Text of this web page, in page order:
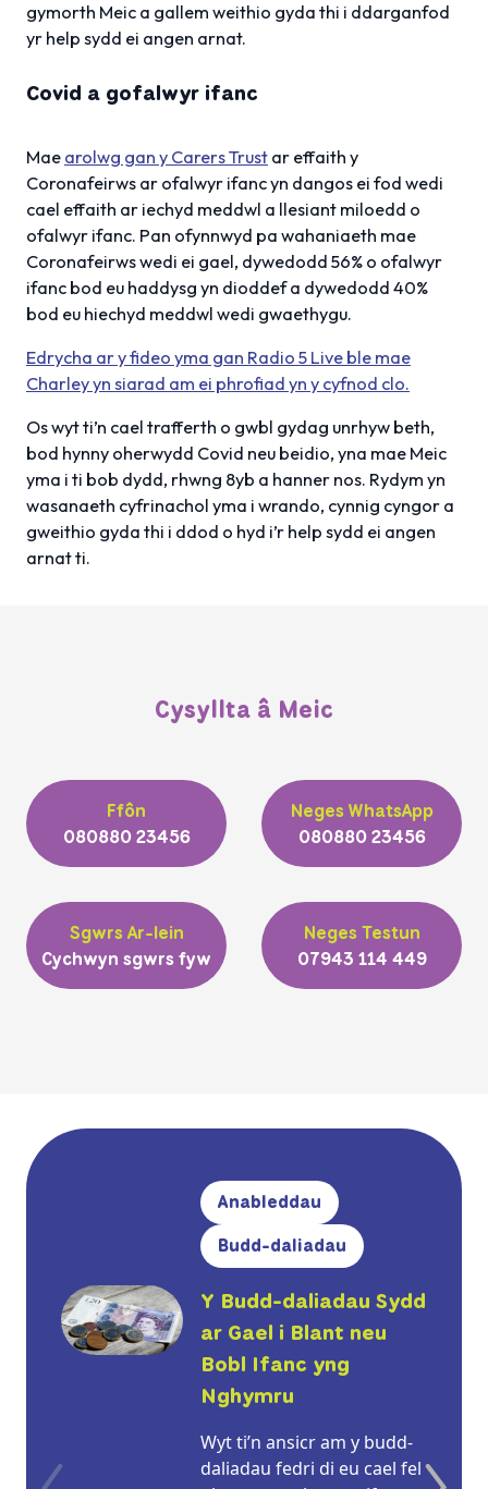
gymorth Meic a gallem weithio gyda thi i ddarganfod
yr help sydd ei angen arnat.
Covid a gofalwyr ifanc
Mae arolwg gan y Carers Trust ar effaith y
Coronafeirws ar ofalwyr ifanc yn dangos ei fod wedi
cael effaith ar iechyd meddwl a llesiant miloedd o
ofalwyr ifanc. Pan ofynnwyd pa wahaniaeth mae
Coronafeirws wedi ei gael, dywedodd 56% o ofalwyr
ifanc bod eu haddysg yn dioddef a dywedodd 40%
bod eu hiechyd meddwl wedi gwaethygu.
Edrycha ar y fideo yma gan Radio 5 Live ble mae
Charley yn siarad am ei phrofiad yn y cyfnod clo.
Os wyt ti’n cael trafferth o gwbl gydag unrhyw beth,
bod hynny oherwydd Covid neu beidio, yna mae Meic
yma i ti bob dydd, rhwng 8yb a hanner nos. Rydym yn
wasanaeth cyfrinachol yma i wrando, cynnig cyngor a
gweithio gyda thi i ddod o hyd i’r help sydd ei angen
arnat ti.
Cysyllta â Meic
Ffôn
080880 23456
Neges WhatsApp
080880 23456
Sgwrs Ar-lein
Cychwyn sgwrs fyw
Neges Testun
07943 114 449
Anableddau
Budd-daliadau
Y Budd-daliadau Sydd
ar Gael i Blant neu
Bobl Ifanc yng
Nghymru
Wyt ti’n ansicr am y budd-
daliadau fedri di eu cael fel